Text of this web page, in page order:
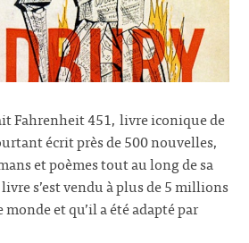
Fahrenheit 451, livre iconique de
écrit près de 500 nouvelles,
et poèmes tout au long de sa
s’est vendu à plus de 5 millions
monde et qu’il a été adapté par